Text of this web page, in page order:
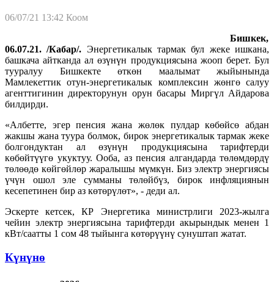
06/07/21 13:42 Коом
Бишкек,
06.07.21. /Кабар/. Энергетикалык тармак бул жеке ишкана,
башкача айтканда ал өзүнүн продукциясына жооп берет. Бул
тууралуу Бишкекте өткөн маалымат жыйынында
Мамлекеттик отун-энергетикалык комплексин жөнгө салуу
агенттигинин директорунун орун басары Миргүл Айдарова
билдирди.
«Албетте, эгер пенсия жана жөлөк пулдар көбөйсө абдан
жакшы жана туура болмок, бирок энергетикалык тармак жеке
болгондуктан ал өзүнүн продукциясына тарифтерди
көбөйтүүгө укуктуу. Ооба, аз пенсия алгандарда төлөмдөрдү
төлөөдө көйгөйлөр жаралышы мүмкүн. Биз электр энергиясы
үчүн ошол эле сумманы төлөйбүз, бирок инфляциянын
кесепетинен бир аз көтөрүлөт», - деди ал.
Эскерте кетсек, КР Энергетика министрлиги 2023-жылга
чейин электр энергиясына тарифтерди акырындык менен 1
кВт/саатты 1 сом 48 тыйынга көтөрүүнү сунуштап жатат.
Күнүнө